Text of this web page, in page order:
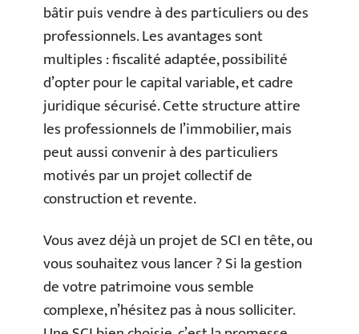
bâtir puis vendre à des particuliers ou des
professionnels. Les avantages sont
multiples : fiscalité adaptée, possibilité
d’opter pour le capital variable, et cadre
juridique sécurisé. Cette structure attire
les professionnels de l’immobilier, mais
peut aussi convenir à des particuliers
motivés par un projet collectif de
construction et revente.
Vous avez déjà un projet de SCI en tête, ou
vous souhaitez vous lancer ? Si la gestion
de votre patrimoine vous semble
complexe, n’hésitez pas à nous solliciter.